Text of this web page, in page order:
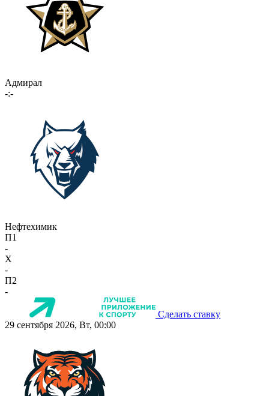
Адмирал
-:-
Нефтехимик
П1
-
X
-
П2
-
Сделать ставку
29 сентября 2026, Вт, 00:00